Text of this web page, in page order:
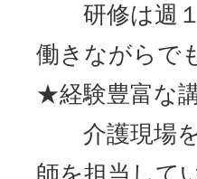
研修は週１
働きながらで
★経験豊富な
介護現場を